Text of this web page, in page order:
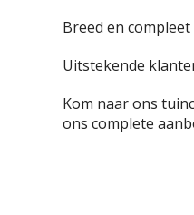
Breed en
Uitstekende
Kom naar ons
ons complete